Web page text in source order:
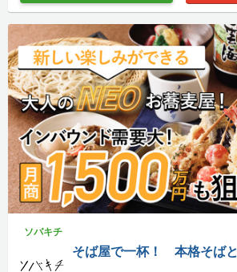
ソバキチ
そば屋で一杯！ 本格そば